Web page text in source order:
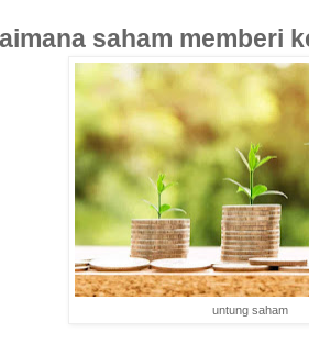
saham memberi
untung saham